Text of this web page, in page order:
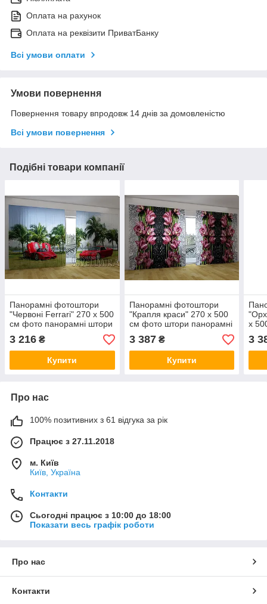
Оплата на рахунок
Оплата на реквізити ПриватБанку
Всі умови оплати
Умови повернення
Повернення товару впродовж 14 днів за домовленістю
Всі умови повернення
Подібні товари компанії
Панорамні фотоштори
"Червоні Ferrari" 270 х 500
см фото панорамні штори
VE
3 216 ₴
Купити
Панорамні фотоштори
"Крапля краси" 270 х 500
см фото штори панорамні
штори VE
3 387₴
Купити
х
3
Про нас
100% позитивних з 61 відгука за рік
Працює з 27.11.2018
м. Київ
Київ, Україна
Контакти
Сьогодні працює з 10:00 до 18:00
Показати весь графік роботи
Про нас
Контакти